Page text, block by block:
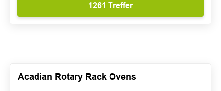
Acadian Rotary Rack Ovens